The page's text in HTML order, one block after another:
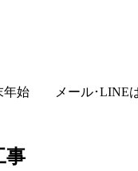
年始 メール･LINEは
事